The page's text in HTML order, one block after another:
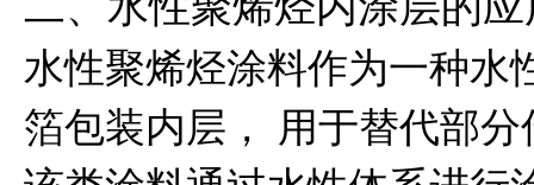
水性聚烯烃涂料作为一种水
箔包装内层， 用于替代部